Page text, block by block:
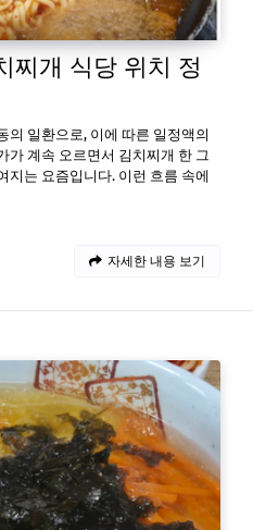
찌개 식당 위치 정
일환으로, 이에 따른 일정액의
가 계속 오르면서 김치찌개 한 그
지는 요즘입니다. 이런 흐름 속에
자세한 내용 보기